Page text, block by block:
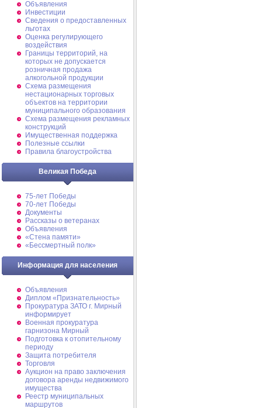
Объявления
Инвестиции
Сведения о предоставленных
льготах
Оценка регулирующего
воздействия
Границы территорий, на
которых не допускается
розничная продажа
алкогольной продукции
Схема размещения
нестационарных торговых
объектов на территории
муниципального образования
Схема размещения рекламных
конструкций
Имущественная поддержка
Полезные ссылки
Правила благоустройства
Великая Победа
75-лет Победы
70-лет Победы
Документы
Рассказы о ветеранах
Объявления
«Стена памяти»
«Бессмертный полк»
Информация для населения
Объявления
Диплом «Признательность»
Прокуратура ЗАТО г. Мирный
информирует
Военная прокуратура
гарнизона Мирный
Подготовка к отопительному
периоду
Защита потребителя
Торговля
Аукцион на право заключения
договора аренды недвижимого
имущества
Реестр муниципальных
маршрутов